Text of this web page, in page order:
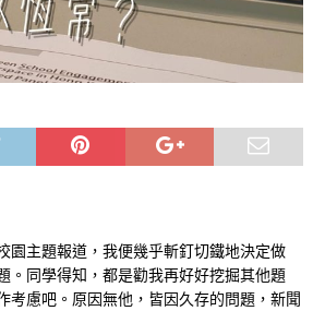
園主題報道，我便幾乎斬釘切鐵地決定做
。同學得知，都是勸我再好好挖掘其他題
考慮吧。原因無他，皆因久存的問題，新聞